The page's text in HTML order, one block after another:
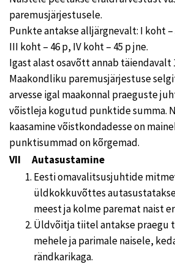
paremusjärjestusele.
Punkte antakse alljärgnevalt: I koht –
III koht – 46 p, IV koht – 45 p jne.
Igast alast osavõtt annab
Maakondliku paremusjärjestuse
arvesse igal maakonnal praeguste
võistleja kogutud punktide summa.
kaasamine võistkondadesse on
punktisummad on kõrgemad.
VII Autasustamine
Eesti omavalitsusjuhtide
üldkokkuvõttes
meest ja kolme paremat naist
Üldvõitja tiitel antakse praegu
mehele ja parimale naisele,
rändkarikaga.